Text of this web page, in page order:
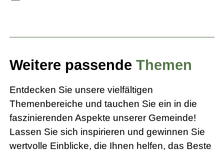
Weitere passende Themen
Entdecken Sie unsere vielfältigen
Themenbereiche und tauchen Sie ein in die
faszinierenden Aspekte unserer Gemeinde!
Lassen Sie sich inspirieren und gewinnen Sie
wertvolle Einblicke, die Ihnen helfen, das Beste